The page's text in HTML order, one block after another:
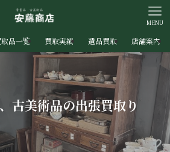
MENU
品一覧 買取実績 遺品買取 店舗案内
古美術品の出張買取り